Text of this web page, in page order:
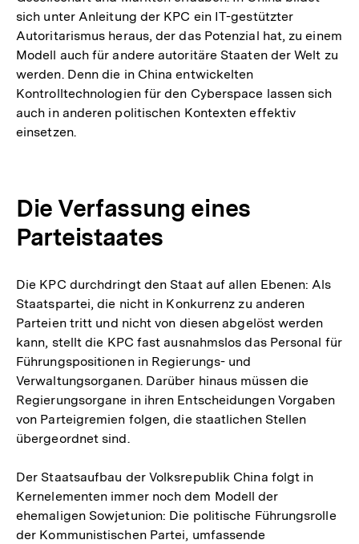
sich unter Anleitung der KPC ein IT-gestützter
Autoritarismus heraus, der das Potenzial hat, zu einem
Modell auch für andere autoritäre Staaten der Welt zu
werden. Denn die in China entwickelten
Kontrolltechnologien für den Cyberspace lassen sich
auch in anderen politischen Kontexten effektiv
einsetzen.
Die Verfassung eines
Parteistaates
Die KPC durchdringt den Staat auf allen Ebenen: Als
Staatspartei, die nicht in Konkurrenz zu anderen
Parteien tritt und nicht von diesen abgelöst werden
kann, stellt die KPC fast ausnahmslos das Personal für
Führungspositionen in Regierungs- und
Verwaltungsorganen. Darüber hinaus müssen die
Regierungsorgane in ihren Entscheidungen Vorgaben
von Parteigremien folgen, die staatlichen Stellen
übergeordnet sind.
Der Staatsaufbau der Volksrepublik China folgt in
Kernelementen immer noch dem Modell der
ehemaligen Sowjetunion: Die politische Führungsrolle
der Kommunistischen Partei, umfassende